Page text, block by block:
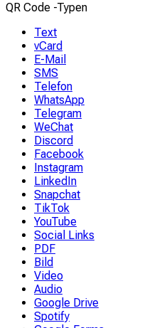
QR Code -Typen
Text
vCard
E-Mail
SMS
Telefon
WhatsApp
Telegram
WeChat
Discord
Facebook
Instagram
LinkedIn
Snapchat
TikTok
YouTube
Social Links
PDF
Bild
Video
Audio
Google Drive
Spotify